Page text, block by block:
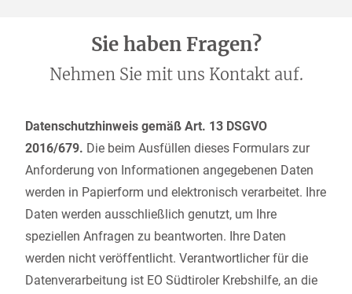
Sie haben Fragen?
Nehmen Sie mit uns Kontakt auf.
Datenschutzhinweis gemäß Art. 13 DSGVO
2016/679. Die beim Ausfüllen dieses Formulars zur
Anforderung von Informationen angegebenen Daten
werden in Papierform und elektronisch verarbeitet. Ihre
Daten werden ausschließlich genutzt, um Ihre
speziellen Anfragen zu beantworten. Ihre Daten
werden nicht veröffentlicht. Verantwortlicher für die
Datenverarbeitung ist EO Südtiroler Krebshilfe, an die